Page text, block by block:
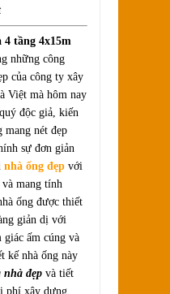
4 tầng 4x15m
những công
của công ty xây
Việt mà hôm nay
độc giả, kiến
mang nét đẹp
sự đơn giản
nhà ống đẹp với
mang tính
ống được thiết
giản dị với
giác ấm cúng và
kế nhà ống này
nhà đẹp và tiết
phí xây dựng.